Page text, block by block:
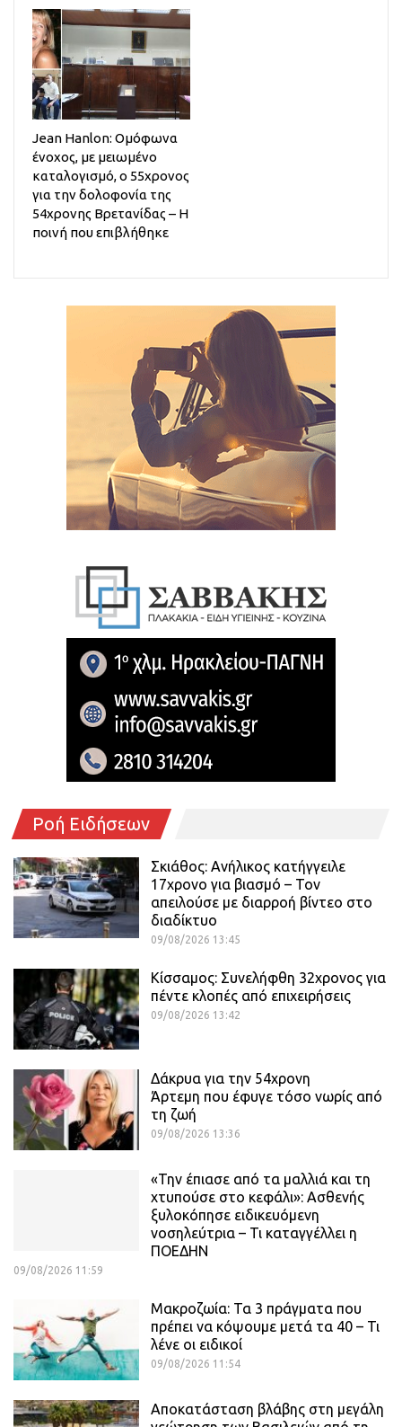
Jean Hanlon: Ομόφωνα
ένοχος, με μειωμένο
καταλογισμό, ο 55χρονος
για την δολοφονία της
54χρονης Βρετανίδας – Η
ποινή που επιβλήθηκε
Ροή Ειδήσεων
Σκιάθος: Ανήλικος κατήγγειλε
17χρονο για βιασμό – Τον
απειλούσε με διαρροή βίντεο στο
διαδίκτυο
09/08/2026 13:45
Κίσσαμος: Συνελήφθη 32χρονος για
πέντε κλοπές από επιχειρήσεις
09/08/2026 13:42
Δάκρυα για την 54χρονη
Άρτεμη που έφυγε τόσο νωρίς από
τη ζωή
09/08/2026 13:36
«Την έπιασε από τα μαλλιά και τη
χτυπούσε στο κεφάλι»: Ασθενής
ξυλοκόπησε ειδικευόμενη
νοσηλεύτρια – Τι καταγγέλλει η
ΠΟΕΔΗΝ
09/08/2026 11:59
Μακροζωία: Τα 3 πράγματα που
πρέπει να κόψουμε μετά τα 40 – Τι
λένε οι ειδικοί
09/08/2026 11:54
Αποκατάσταση βλάβης στη μεγάλη